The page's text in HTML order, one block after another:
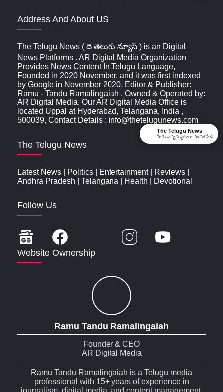
Address And About US
The Telugu News ( ది తెలుగు న్యూస్‌ ) is an Digital
News Platforms . AR Digital Media Organization
Provides News Content In Telugu Language,
Founded in 2020 November, and it was first indexed
by Google in November 2020. Editor & Publisher:
Ramu - Tandu Ramalingaiah . Owned & Operated by:
AR Digital Media. Our AR Digital Media Office is
located Uppal at Hyderabad, Telangana, India ,
500039, Contact Details : info@thetelugunews.com
The Telugu News
Latest News Politics Entertainment| Reviews
Andhra Pradesh
Telangana Health Devotional
Follow Us
Website Ownership
Ramu Tandu Ramalingaiah
Founder & CEO
AR Digital Media
Ramu Tandu Ramalingaiah is a Telugu media
professional with 15+ years of experience in
The Telugu News
మీకు నచ్చిన సైటుగా ఎంచుకోండి